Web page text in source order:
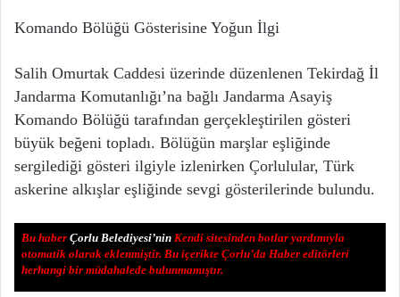
Komando Bölüğü Gösterisine Yoğun İlgi
Salih Omurtak Caddesi üzerinde düzenlenen Tekirdağ İl
Jandarma Komutanlığı’na bağlı Jandarma Asayiş
Komando Bölüğü tarafından gerçekleştirilen gösteri
büyük beğeni topladı. Bölüğün marşlar eşliğinde
sergilediği gösteri ilgiyle izlenirken Çorlulular, Türk
askerine alkışlar eşliğinde sevgi gösterilerinde bulundu.
Bu haberÇorlu Belediyesi’nin Kendi sitesinden botlar yardımıyla
otomatik olarak eklenmiştir. Bu içerikte Çorlu’da Haber editörleri
herhangi bir müdahalede bulunmamıştır.